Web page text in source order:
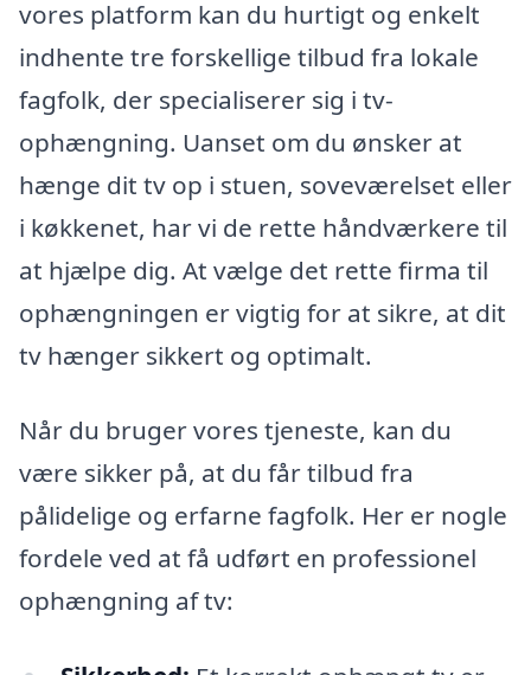
vores platform kan du hurtigt og enkelt
indhente tre forskellige tilbud fra lokale
fagfolk, der specialiserer sig i tv-
ophængning. Uanset om du ønsker at
hænge dit tv op i stuen, soveværelset eller
i køkkenet, har vi de rette håndværkere til
at hjælpe dig. At vælge det rette firma til
ophængningen er vigtig for at sikre, at dit
tv hænger sikkert og optimalt.
Når du bruger vores tjeneste, kan du
være sikker på, at du får tilbud fra
pålidelige og erfarne fagfolk. Her er nogle
fordele ved at få udført en professionel
ophængning af tv: